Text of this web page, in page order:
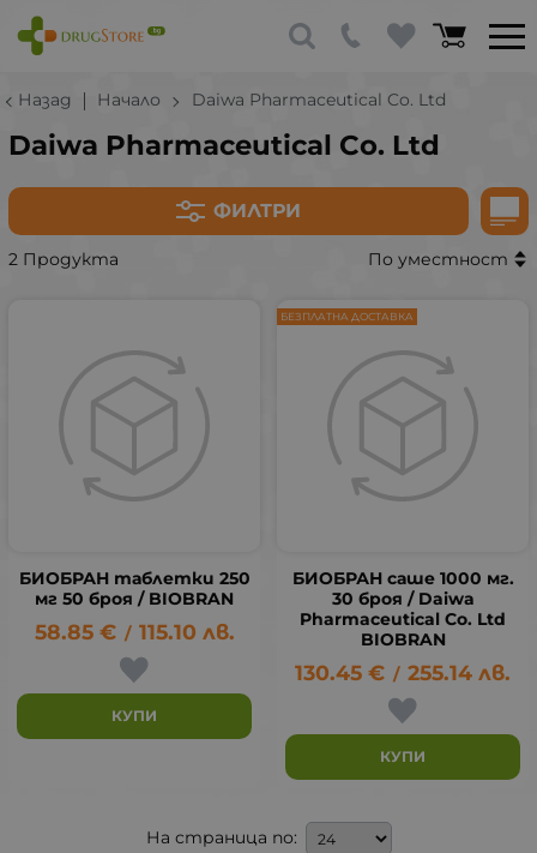
Назад Начало Daiwa Pharmaceutical Co. Ltd
Daiwa Pharmaceutical Co. Ltd
ФИЛТРИ
2 Продукта По уместност
БИОБРАН таблетки 250
мг 50 броя / BIOBRAN
58.85 € / 115.10 лв.
КУПИ
БИОБРАН саше 1000 мг.
30 броя / Daiwa
Pharmaceutical Co. Ltd
BIOBRAN
130.45 € / 255.14 лв.
КУПИ
БЕЗПЛАТНА ДОСТАВКА
На страница по: